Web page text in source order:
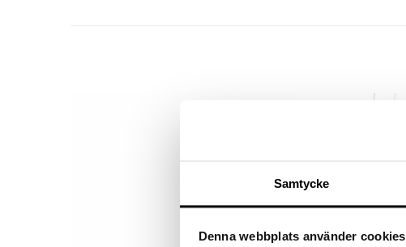
Samtycke
Denna webbplats använder cookies